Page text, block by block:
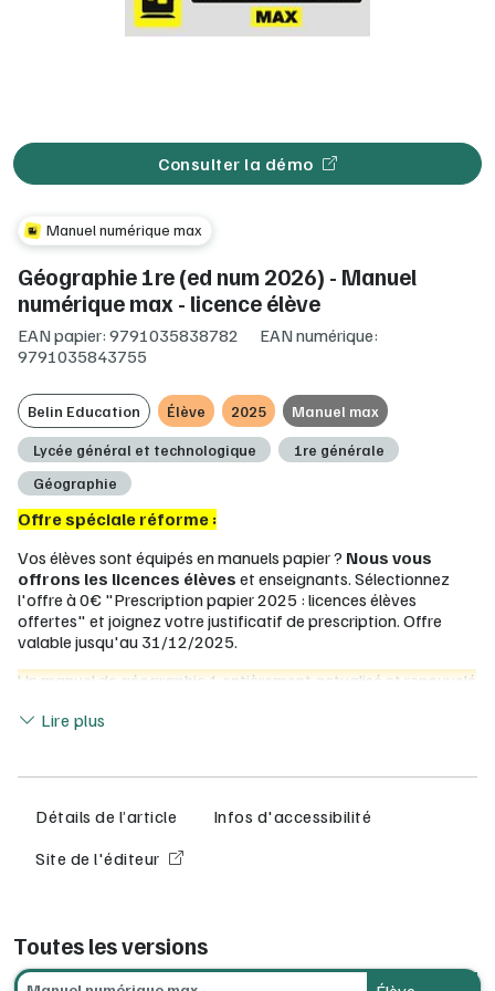
Consulter la démo
Manuel numérique max
Géographie 1re (ed num 2026) - Manuel
numérique max - licence élève
EAN papier: 9791035838782
EAN numérique:
9791035843755
Belin Education Élève 2025 Manuel max
Lycée général et technologique
1re générale
Géographie
Offre spéciale réforme :
Vos élèves sont équipés en manuels papier ? Nous vous
offrons les licences élèves et enseignants. Sélectionnez
l'offre à 0€ "Prescription papier 2025 : licences élèves
offertes" et joignez votre justificatif de prescription. Offre
valable jusqu'au 31/12/2025.
Un manuel de géographie 1 entièrement actualisé et renouvelé
De nouvelles études de cas et de nouveaux dossiers.
notions vues au collège et en Seconde ;
activement ;
"Je crée mes outils de révision" pour travailler en
autonomie avec efficacité ;
Lire plus
Détails de l’article
Infos d'accessibilité
Site de l'éditeur
Toutes les versions